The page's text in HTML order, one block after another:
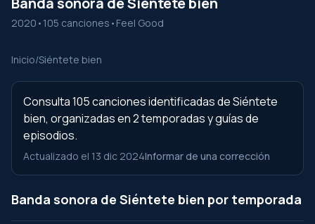
2020 • 105 canciones • Feel Good
Inicio/Siéntete bien
Consulta 105 canciones identificadas de Siéntete
bien, organizadas en 2 temporadas y guías de
episodios.
Actualizado el 13 dic 2024Informar de una corrección
Banda sonora de Siéntete bien por temporada